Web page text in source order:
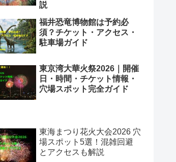
説
福井恐竜博物館は予約必
須？チケット・アクセス・
駐車場ガイド
東京湾大華火祭2026｜開催
日・時間・チケット情報・
穴場スポット完全ガイド
東海まつり花火大会2026 穴
場スポット5選！混雑回避
とアクセスも解説